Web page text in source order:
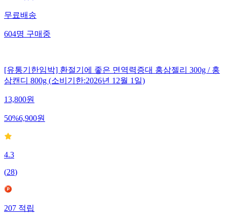
무료배송
604명구매중
[유통기한임박] 환절기에 좋은 면역력증대 홍삼젤리 300g / 홍
삼캔디 800g (소비기한:2026년 12월 1일)
13,800원
50%6,900원
4.3
(28)
207적립